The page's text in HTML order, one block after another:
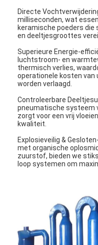
Producten
Over ons
Directe
milliseconden, wat
keramische poeders
en deeltjesgroottes
Superieure Energie-
luchtstroom- en
thermisch verlies,
operationele kosten van
worden verlaagd.
Controleerbare
pneumatische systeem
zorgt voor een vrij
kwaliteit.
Explosieveilig &
met organische
zuurstof, bieden we
loop systemen om